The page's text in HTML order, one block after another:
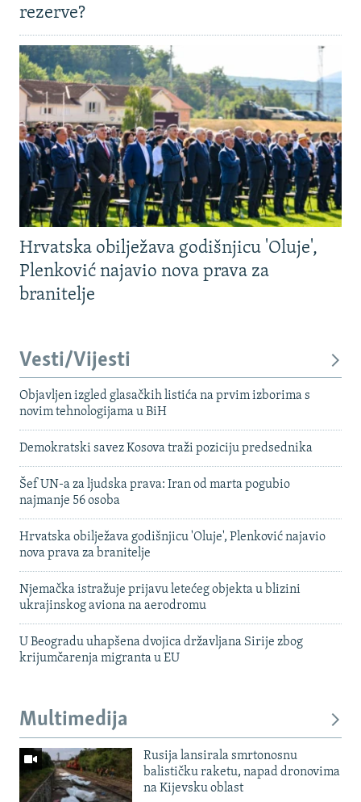
rezerve?
Hrvatska obilježava godišnjicu 'Oluje',
Plenković najavio nova prava za
branitelje
Vesti/Vijesti
Objavljen izgled glasačkih listića na prvim izborima s
novim tehnologijama u BiH
Demokratski savez Kosova traži poziciju predsednika
Šef UN-a za ljudska prava: Iran od marta pogubio
najmanje 56 osoba
Hrvatska obilježava godišnjicu 'Oluje', Plenković najavio
nova prava za branitelje
Njemačka istražuje prijavu letećeg objekta u blizini
ukrajinskog aviona na aerodromu
U Beogradu uhapšena dvojica državljana Sirije zbog
krijumčarenja migranta u EU
Multimedija
Rusija lansirala smrtonosnu
balističku raketu, napad dronovima
na Kijevsku oblast